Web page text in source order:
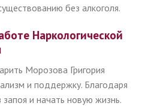
без алкоголя.
Наркологической
Морозова Григория
и поддержку. Благодаря
и начать новую жизнь.